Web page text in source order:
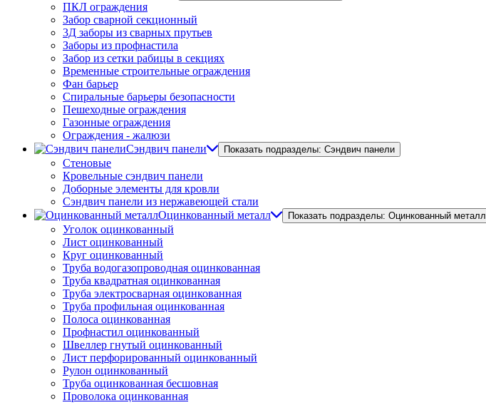
ПКЛ ограждения
Забор сварной секционный
3Д заборы из сварных прутьев
Заборы из профнастила
Забор из сетки рабицы в секциях
Временные строительные ограждения
Фан барьер
Спиральные барьеры безопасности
Пешеходные ограждения
Газонные ограждения
Ограждения - жалюзи
Сэндвич панели
Показать подразделы: Сэндвич панели
Стеновые
Кровельные сэндвич панели
Доборные элементы для кровли
Сэндвич панели из нержавеющей стали
Оцинкованный металл
Показать подразделы: Оцинкованный металл
Уголок оцинкованный
Лист оцинкованный
Круг оцинкованный
Труба водогазопроводная оцинкованная
Труба квадратная оцинкованная
Труба электросварная оцинкованная
Труба профильная оцинкованная
Полоса оцинкованная
Профнастил оцинкованный
Швеллер гнутый оцинкованный
Лист перфорированный оцинкованный
Рулон оцинкованный
Труба оцинкованная бесшовная
Проволока оцинкованная